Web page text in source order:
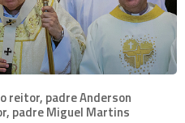
reitor, padre Anderson
padre Miguel Martins